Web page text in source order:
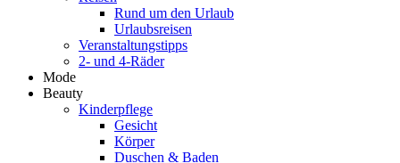
Rund um den Urlaub
Urlaubsreisen
Veranstaltungstipps
2- und 4-Räder
Mode
Beauty
Kinderpflege
Gesicht
Körper
Duschen & Baden